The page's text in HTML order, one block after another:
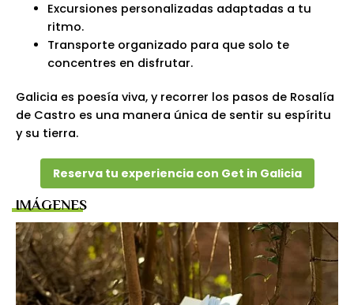
Excursiones personalizadas adaptadas a tu
ritmo.
Transporte organizado para que solo te
concentres en disfrutar.
Galicia es poesía viva, y recorrer los pasos de Rosalía
de Castro es una manera única de sentir su espíritu
y su tierra.
Reserva tu experiencia con Get in Galicia
IMÁGENES